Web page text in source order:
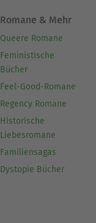
Romane & Mehr
Queere Romane
Feministische
Bücher
Feel-Good-Romane
Regency Romane
Historische
Liebesromane
Familiensagas
Dystopie Bücher